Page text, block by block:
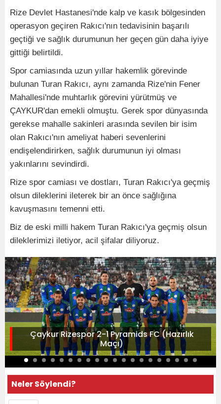
Rize Devlet Hastanesi'nde kalp ve kasık bölgesinden
operasyon geçiren Rakıcı'nın tedavisinin başarılı
geçtiği ve sağlık durumunun her geçen gün daha iyiye
gittiği belirtildi.
Spor camiasında uzun yıllar hakemlik görevinde
bulunan Turan Rakıcı, aynı zamanda Rize'nin Fener
Mahallesi'nde muhtarlık görevini yürütmüş ve
ÇAYKUR'dan emekli olmuştu. Gerek spor dünyasında
gerekse mahalle sakinleri arasında sevilen bir isim
olan Rakıcı'nın ameliyat haberi sevenlerini
endişelendirirken, sağlık durumunun iyi olması
yakınlarını sevindirdi.
Rize spor camiası ve dostları, Turan Rakıcı'ya geçmiş
olsun dileklerini ileterek bir an önce sağlığına
kavuşmasını temenni etti.
Biz de eski milli hakem Turan Rakıcı'ya geçmiş olsun
dileklerimizi iletiyor, acil şifalar diliyoruz.
Çaykur Rizespor 2-1 Pyramids FC (Hazırlık
Maçı)
Neler Söylendi?